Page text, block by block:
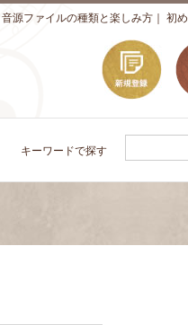
初
音源ファイルの種類と楽しみ方
キーワードで探す